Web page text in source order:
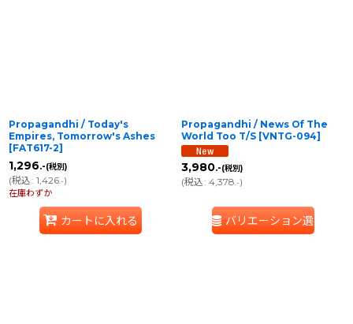
Propagandhi / Today's
Empires, Tomorrow's Ashes
[FAT617-2]
1,296.-(税別)
(税込: 1,426.-)
在庫わずか
カートに入れる
Propagandhi / News Of The
World Too T/S [VNTG-094]
3,980.-(税別)
(税込: 4,378.-)
バリエーション選択